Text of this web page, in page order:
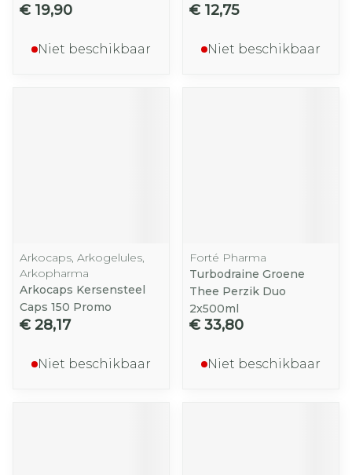
€ 19,90
Niet beschikbaar
€ 12,75
Niet beschikbaar
Arkocaps, Arkogelules,
Arkopharma
Arkocaps Kersensteel
Caps 150 Promo
€ 28,17
Niet beschikbaar
Forté Pharma
Turbodraine Groene
Thee Perzik Duo
2x500ml
€ 33,80
Niet beschikbaar